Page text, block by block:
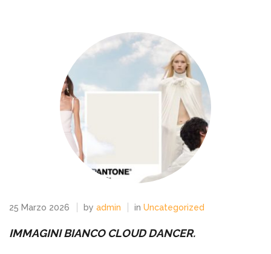
25 Marzo 2026 by admin in Uncategorized
IMMAGINI BIANCO CLOUD DANCER.